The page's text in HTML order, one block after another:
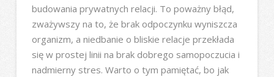
budowania prywatnych relacji. To poważny błąd,
zważywszy na to, że brak odpoczynku wyniszcza
organizm, a niedbanie o bliskie relacje przekłada
się w prostej linii na brak dobrego samopoczucia i
nadmierny stres. Warto o tym pamiętać, bo jak